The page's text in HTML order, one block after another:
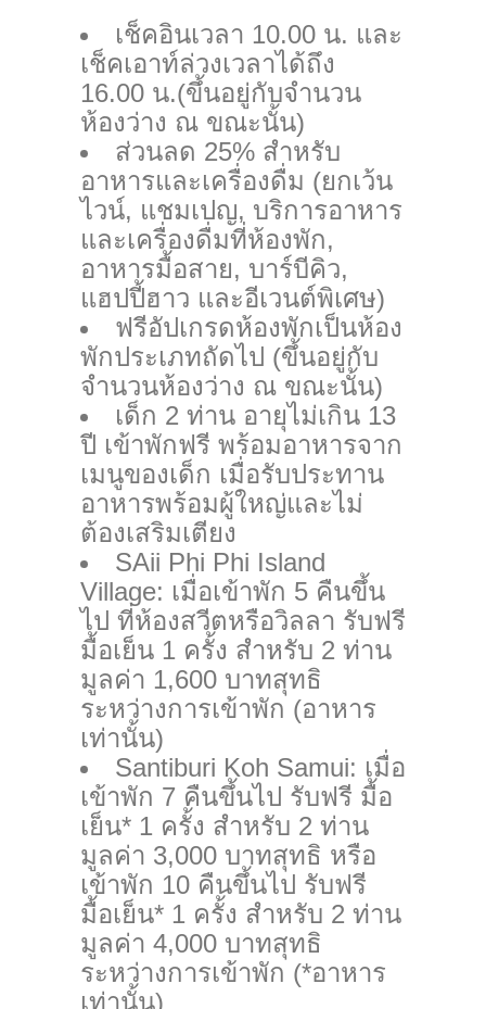
เช็คอินเวลา 10.00 น. และ
เช็คเอาท์ล่วงเวลาได้ถึง
16.00 น.(ขึ้นอยู่กับจำนวน
ห้องว่าง ณ ขณะนั้น)
ส่วนลด 25% สำหรับ
อาหารและเครื่องดื่ม (ยกเว้น
ไวน์, แชมเปญ, บริการอาหาร
และเครื่องดื่มที่ห้องพัก,
อาหารมื้อสาย, บาร์บีคิว,
แฮปปี้ฮาว และอีเวนต์พิเศษ)
ฟรีอัปเกรดห้องพักเป็นห้อง
พักประเภทถัดไป (ขึ้นอยู่กับ
จำนวนห้องว่าง ณ ขณะนั้น)
เด็ก 2 ท่าน อายุไม่เกิน 13
ปี เข้าพักฟรี พร้อมอาหารจาก
เมนูของเด็ก เมื่อรับประทาน
อาหารพร้อมผู้ใหญ่และไม่
ต้องเสริมเตียง
SAii Phi Phi Island
Village: เมื่อเข้าพัก 5 คืนขึ้น
ไป ที่ห้องสวีตหรือวิลลา รับฟรี
มื้อเย็น 1 ครั้ง สำหรับ 2 ท่าน
มูลค่า 1,600 บาทสุทธิ
ระหว่างการเข้าพัก (อาหาร
เท่านั้น)
Santiburi Koh Samui: เมื่อ
เข้าพัก 7 คืนขึ้นไป รับฟรี มื้อ
เย็น* 1 ครั้ง สำหรับ 2 ท่าน
มูลค่า 3,000 บาทสุทธิ หรือ
เข้าพัก 10 คืนขึ้นไป รับฟรี
มื้อเย็น* 1 ครั้ง สำหรับ 2 ท่าน
มูลค่า 4,000 บาทสุทธิ
ระหว่างการเข้าพัก (*อาหาร
เท่านั้น)